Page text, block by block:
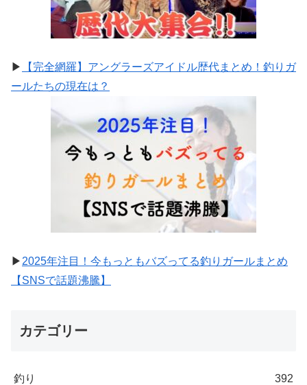
▶
【完全網羅】アングラーズアイドル歴代まとめ！釣りガ
ールたちの現在は？
▶ 2025年注目！今もっともバズってる釣りガールまとめ
【SNSで話題沸騰】
カテゴリー
釣り 392